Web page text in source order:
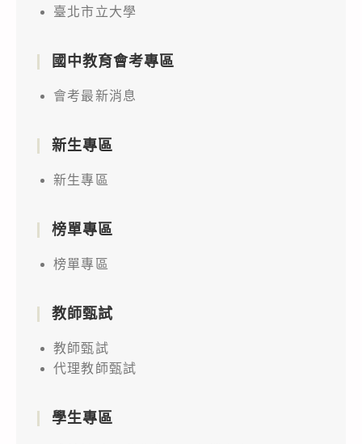
臺北市立大學
國中教育會考專區
會考最新消息
新生專區
新生專區
榜單專區
榜單專區
教師甄試
教師甄試
代理教師甄試
學生專區